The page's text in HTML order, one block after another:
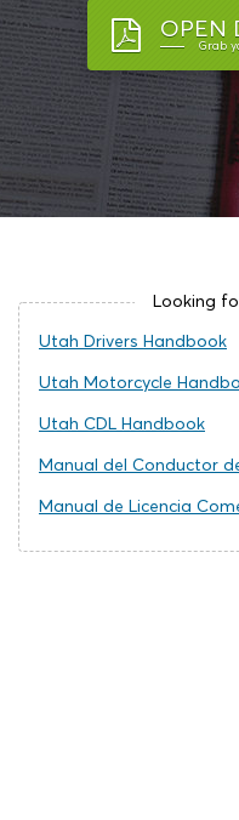
OPEN
Grab
Looking
Utah Drivers Handbook
Utah Motorcycle
Utah CDL Handbook
Manual del Conductor
Manual de Licencia